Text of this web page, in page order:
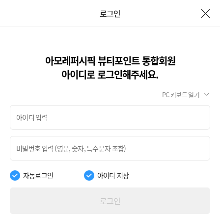
로그인
아모레퍼시픽 뷰티포인트 통합회원
아이디로 로그인해주세요.
PC 키보드 열기
자동로그인 아이디 저장
로그인